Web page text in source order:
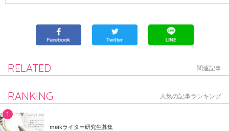
RELATED 関連記事
RANKING 人気の記事ランキング
meikライター研究生募集